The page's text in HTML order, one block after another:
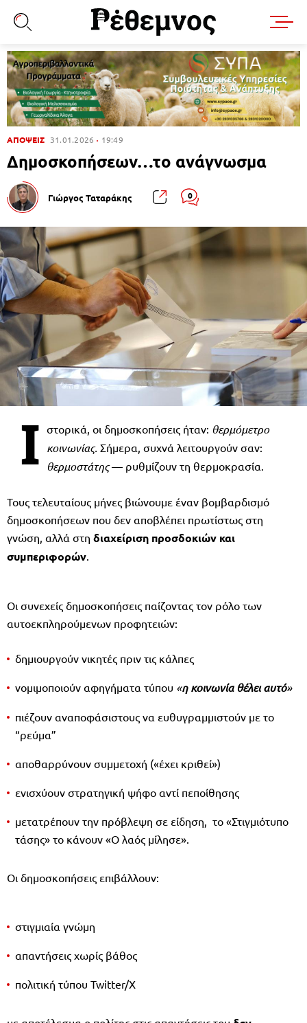
ΑΠΟΨΕΙΣ 31.01.2026 19:49
Δημοσκοπήσεων…το ανάγνωσμα
Γιώργος Ταταράκης 0
Ι στορικά, οι δημοσκοπήσεις ήταν: θερμόμετρο
κοινωνίας. Σήμερα, συχνά λειτουργούν σαν:
θερμοστάτης— ρυθμίζουν τη θερμοκρασία.
Τους τελευταίους μήνες βιώνουμε έναν βομβαρδισμό
δημοσκοπήσεων που δεν αποβλέπει πρωτίστως στη
γνώση, αλλά στη διαχείριση προσδοκιών και
συμπεριφορών
Οι συνεχείς δημοσκοπήσεις παίζοντας τον ρόλο των
αυτοεκπληρούμενων προφητειών:
δημιουργούν νικητές πριν τις κάλπες
νομιμοποιούν αφηγήματα τύπου «η κοινωνία θέλει αυτό»
πιέζουν αναποφάσιστους να ευθυγραμμιστούν με το
“ρεύμα”
αποθαρρύνουν συμμετοχή («έχει κριθεί»)
ενισχύουν στρατηγική ψήφο αντί πεποίθησης
μετατρέπουν την πρόβλεψη σε είδηση, το «Στιγμιότυπο
τάσης» το κάνουν «Ο λαός μίλησε».
Οι δημοσκοπήσεις επιβάλλουν:
στιγμιαία γνώμη
απαντήσεις χωρίς βάθος
πολιτική τύπου Twitter/X